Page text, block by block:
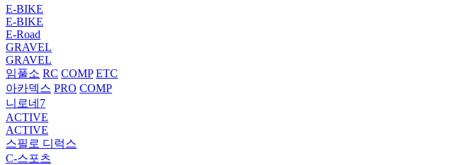
E-BIKE
E-BIKE
E-Road
GRAVEL
GRAVEL
임풀소 RC COMP ETC
아카덱스 PRO COMP
니로네7
ACTIVE
ACTIVE
스필로 디럭스
C-스포츠